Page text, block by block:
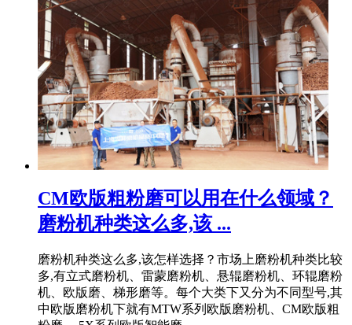
CM欧版粗粉磨可以用在什么领域？
磨粉机种类这么多,该 ...
磨粉机种类这么多,该怎样选择？市场上磨粉机种类比较
多,有立式磨粉机、雷蒙磨粉机、悬辊磨粉机、环辊磨粉
机、欧版磨、梯形磨等。每个大类下又分为不同型号,其
中欧版磨粉机下就有MTW系列欧版磨粉机、CM欧版粗